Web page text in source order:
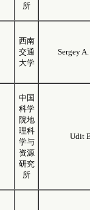
所
西南
交通
大学
Sergey
中国
科学
院地
理科
学与
资源
研究
所
Udit